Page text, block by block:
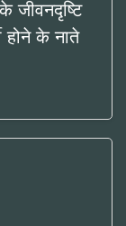
जीवनदृष्टि
होने के नाते